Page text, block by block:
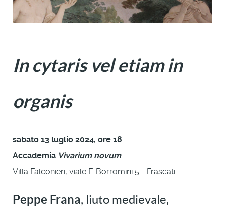
In cytaris vel etiam in
organis
sabato 13 luglio 2024, ore 18
Accademia Vivarium novum
Villa Falconieri, viale F. Borromini 5 - Frascati
Peppe Frana, liuto medievale,